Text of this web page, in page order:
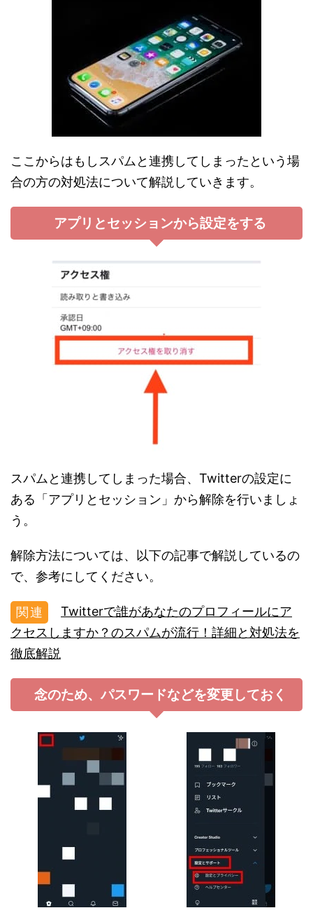
ここからはもしスパムと連携してしまったという場
合の方の対処法について解説していきます。
アプリとセッションから設定をする
スパムと連携してしまった場合、Twitterの設定に
ある「アプリとセッション」から解除を行いましょ
う。
解除方法については、以下の記事で解説しているの
で、参考にしてください。
Twitterで誰があなたのプロフィールにア
クセスしますか？のスパムが流行！詳細と対処法を
徹底解説
念のため、パスワードなどを変更しておく